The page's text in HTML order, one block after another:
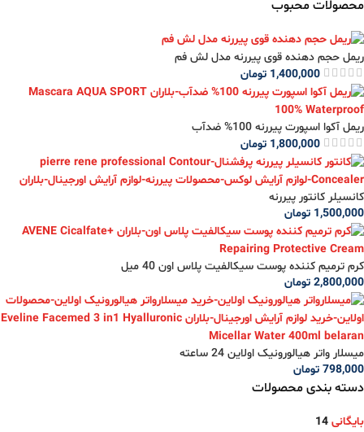
محصولات محبوب
ریمل حجم دهنده قوی پیررنه مدل لش فم
1,400,000 تومان
ریمل آکوا اسپورت پیررنه 100% ضدآب
1,800,000 تومان
کانسیلر کانتور پیررنه
1,500,000 تومان
کرم ترمیم کننده پوست سیکالفیت پلاس اون 40 میل
2,800,000 تومان
میسلار واتر هیالورونیک اولاین 24 ساعته
798,000 تومان
دسته بندی محصولات
بایگانی 14